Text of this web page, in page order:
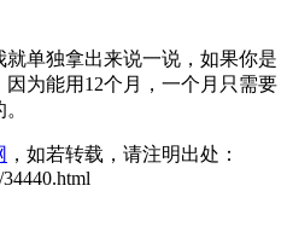
单独拿出来说一说，如果你是
为能用12个月，一个月只需要
，如若转载，请注明出处：